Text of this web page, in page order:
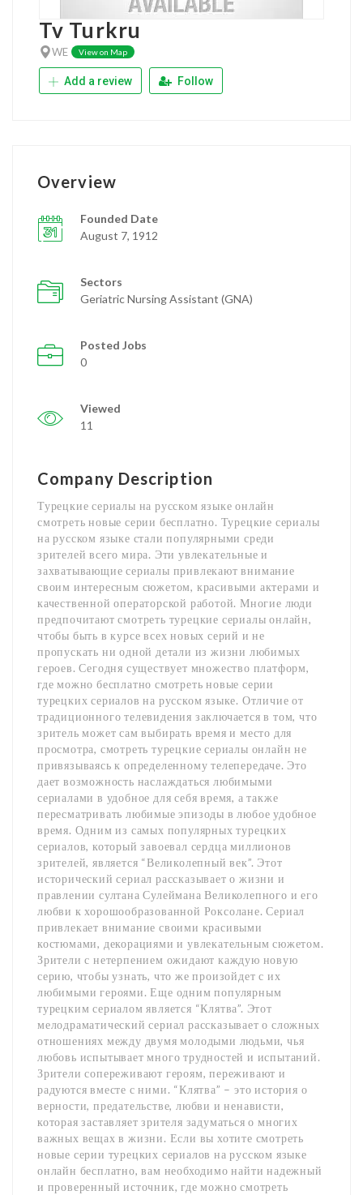
Tv Turkru
WE View on Map
Add a review Follow
Overview
Founded Date
August 7, 1912
Sectors
Geriatric Nursing Assistant (GNA)
Posted Jobs
0
Viewed
11
Company Description
Турецкие сериалы на русском языке онлайн
смотреть новые серии бесплатно. Турецкие сериалы
на русском языке стали популярными среди
зрителей всего мира. Эти увлекательные и
захватывающие сериалы привлекают внимание
своим интересным сюжетом, красивыми актерами и
качественной операторской работой. Многие люди
предпочитают смотреть турецкие сериалы онлайн,
чтобы быть в курсе всех новых серий и не
пропускать ни одной детали из жизни любимых
героев. Сегодня существует множество платформ,
где можно бесплатно смотреть новые серии
турецких сериалов на русском языке. Отличие от
традиционного телевидения заключается в том, что
зритель может сам выбирать время и место для
просмотра, смотреть турецкие сериалы онлайн не
привязываясь к определенному телепередаче. Это
дает возможность наслаждаться любимыми
сериалами в удобное для себя время, а также
пересматривать любимые эпизоды в любое удобное
время. Одним из самых популярных турецких
сериалов, который завоевал сердца миллионов
зрителей, является “Великолепный век”. Этот
исторический сериал рассказывает о жизни и
правлении султана Сулеймана Великолепного и его
любви к хорошообразованной Роксолане. Сериал
привлекает внимание своими красивыми
костюмами, декорациями и увлекательным сюжетом.
Зрители с нетерпением ожидают каждую новую
серию, чтобы узнать, что же произойдет с их
любимыми героями. Еще одним популярным
турецким сериалом является “Клятва”. Этот
мелодраматический сериал рассказывает о сложных
отношениях между двумя молодыми людьми, чья
любовь испытывает много трудностей и испытаний.
Зрители сопереживают героям, переживают и
радуются вместе с ними. “Клятва” – это история о
верности, предательстве, любви и ненависти,
которая заставляет зрителя задуматься о многих
важных вещах в жизни. Если вы хотите смотреть
новые серии турецких сериалов на русском языке
онлайн бесплатно, вам необходимо найти надежный
и проверенный источник, где можно смотреть